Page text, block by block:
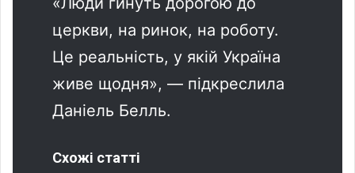
церкви, на ринок, на роботу.
Це реальність, у якій Україна
живе щодня», — підкреслила
Даніель Белль.
Схожі статті